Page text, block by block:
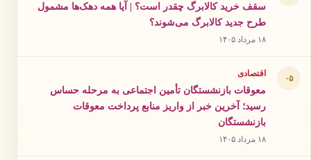
سقف خرید کالابرگ چقدر است؟ | آیا همه دهک‌ها مشمول
طرح جدید کالابرگ می‌شوند؟
۱۸ مرداد ۱۴۰۵
۰۵ اقتصادی
معوقات بازنشستگان تأمین اجتماعی به مرحله حساس
رسید؛ آخرین خبر از واریز منابع پرداخت معوقات
بازنشستگان
۱۸ مرداد ۱۴۰۵